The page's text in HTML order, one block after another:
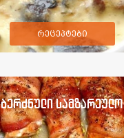
რეცეპტები
ბერძნული სამზარეულო